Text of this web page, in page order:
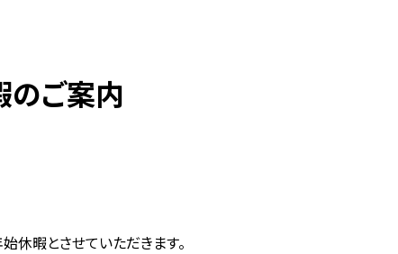
ご案内
休暇とさせていただきます。